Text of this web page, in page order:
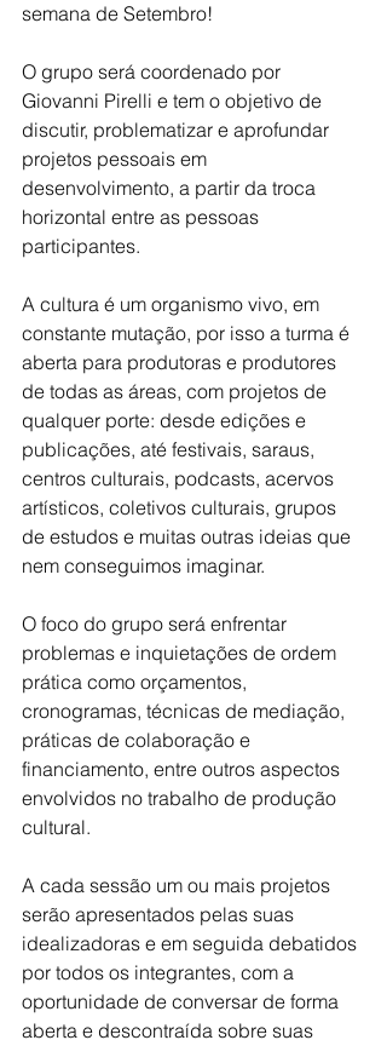
semana de Setembro!
O grupo será coordenado por
Giovanni Pirelli e tem o objetivo de
discutir, problematizar e aprofundar
projetos pessoais em
desenvolvimento, a partir da troca
horizontal entre as pessoas
participantes.
A cultura é um organismo vivo, em
constante mutação, por isso a turma é
aberta para produtoras e produtores
de todas as áreas, com projetos de
qualquer porte: desde edições e
publicações, até festivais, saraus,
centros culturais, podcasts, acervos
artísticos, coletivos culturais, grupos
de estudos e muitas outras ideias que
nem conseguimos imaginar.
O foco do grupo será enfrentar
problemas e inquietações de ordem
prática como orçamentos,
cronogramas, técnicas de mediação,
práticas de colaboração e
financiamento, entre outros aspectos
envolvidos no trabalho de produção
cultural.
A cada sessão um ou mais projetos
serão apresentados pelas suas
idealizadoras e em seguida debatidos
por todos os integrantes, com a
oportunidade de conversar de forma
aberta e descontraída sobre suas